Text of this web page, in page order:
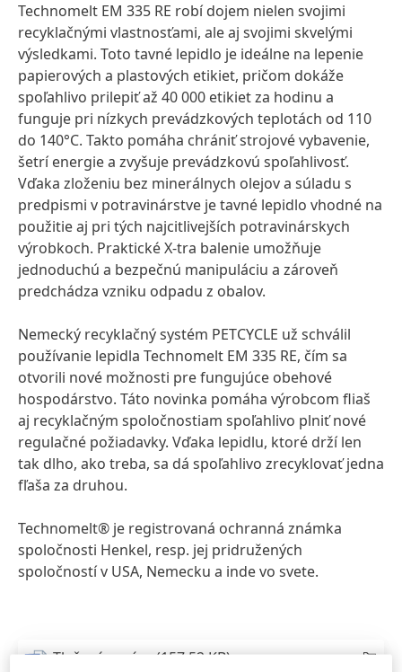
Technomelt EM 335 RE robí dojem nielen svojimi
recyklačnými vlastnosťami, ale aj svojimi skvelými
výsledkami. Toto tavné lepidlo je ideálne na lepenie
papierových a plastových etikiet, pričom dokáže
spoľahlivo prilepiť až 40 000 etikiet za hodinu a
funguje pri nízkych prevádzkových teplotách od 110
do 140°C. Takto pomáha chrániť strojové vybavenie,
šetrí energie a zvyšuje prevádzkovú spoľahlivosť.
Vďaka zloženiu bez minerálnych olejov a súladu s
predpismi v potravinárstve je tavné lepidlo vhodné na
použitie aj pri tých najcitlivejších potravinárskych
výrobkoch. Praktické X-tra balenie umožňuje
jednoduchú a bezpečnú manipuláciu a zároveň
predchádza vzniku odpadu z obalov.
Nemecký recyklačný systém PETCYCLE už schválil
používanie lepidla Technomelt EM 335 RE, čím sa
otvorili nové možnosti pre fungujúce obehové
hospodárstvo. Táto novinka pomáha výrobcom fliaš
aj recyklačným spoločnostiam spoľahlivo plniť nové
regulačné požiadavky. Vďaka lepidlu, ktoré drží len
tak dlho, ako treba, sa dá spoľahlivo zrecyklovať jedna
fľaša za druhou.
Technomelt® je registrovaná ochranná známka
spoločnosti Henkel, resp. jej pridružených
spoločností v USA, Nemecku a inde vo svete.
Tlačové správy (157,52 KB)